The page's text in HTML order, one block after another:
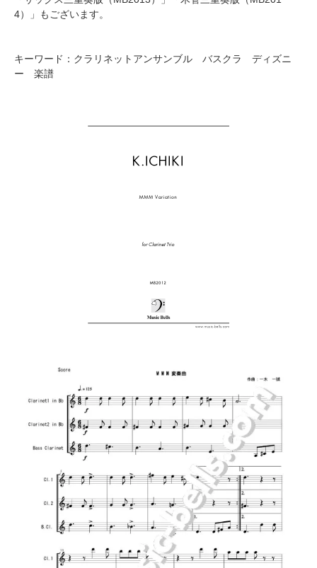
4）
」もございます。
キーワード：クラリネットアンサンブル バスクラ ディズニ
ー 楽譜